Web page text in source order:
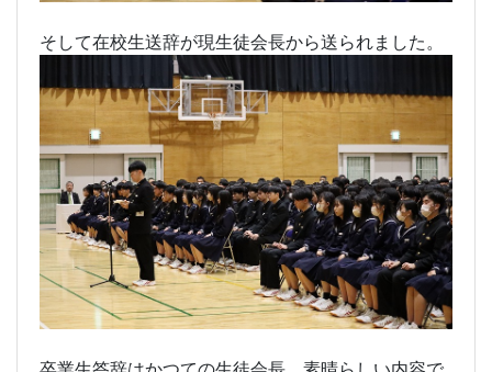
そして在校生送辞が現生徒会長から送られました。